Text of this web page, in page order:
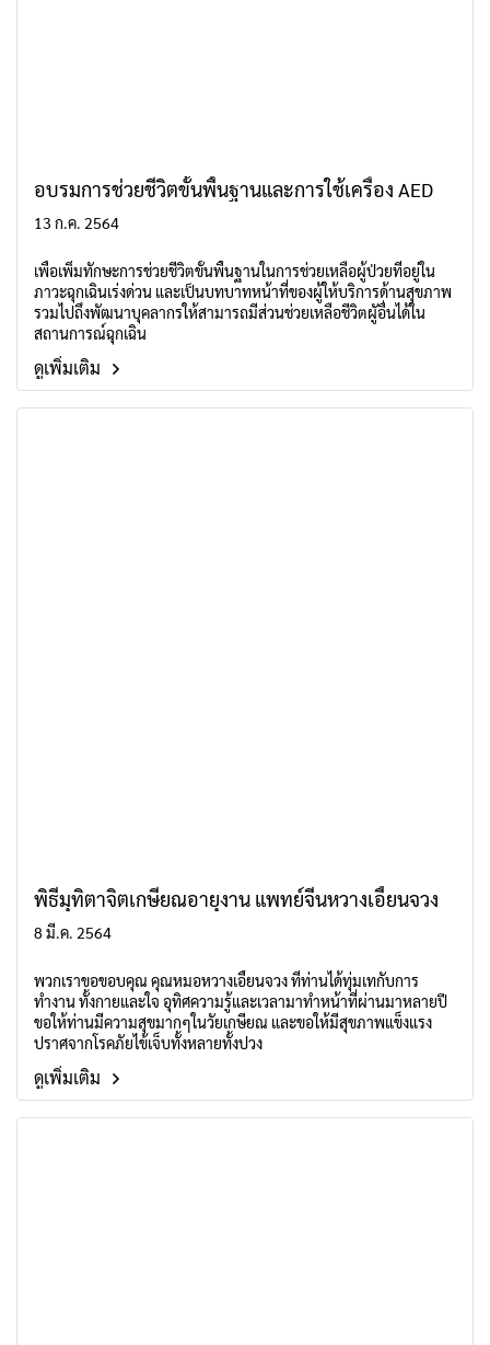
อบรมการช่วยชีวิตขั้นพื้นฐานและการใช้เครื่อง AED
13 ก.ค. 2564
เพื่อเพิ่มทักษะการช่วยชีวิตขั้นพื้นฐานในการช่วยเหลือผู้ป่วยที่อยู่ใน
ภาวะฉุกเฉินเร่งด่วน และเป็นบทบาทหน้าที่ของผู้ให้บริการด้านสุขภาพ
รวมไปถึงพัฒนาบุคลากรให้สามารถมีส่วนช่วยเหลือชีวิตผูัอื่นได้ใน
สถานการณ์ฉุกเฉิน
ดูเพิ่มเติม
พิธีมุทิตาจิตเกษียณอายุงาน แพทย์จีนหวางเอี้ยนจวง
8 มี.ค. 2564
พวกเราขอขอบคุณ คุณหมอหวางเอี้ยนจวง ที่ท่านได้ทุ่มเทกับการ
ทำงาน ทั้งกายและใจ อุทิศความรู้และเวลามาทำหน้าที่ผ่านมาหลายปี
ขอให้ท่านมีความสุขมากๆในวัยเกษียณ และขอให้มีสุขภาพแข็งแรง
ปราศจากโรคภัยไข้เจ็บทั้งหลายทั้งปวง
ดูเพิ่มเติม